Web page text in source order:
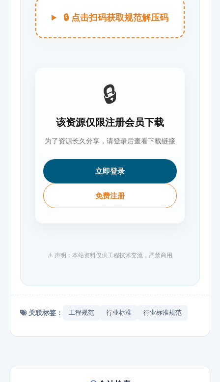
🔒 点击扫码获取规范解压码
🔒
该资源仅限注册会员下载
为了资源长久分享，请登录后查看下载链接
立即登录
免费注册
⚠️ 声明：本站资料仅供工程技术交流，严禁商用
关联标签： 工程规范 行业标准 行业标准规范